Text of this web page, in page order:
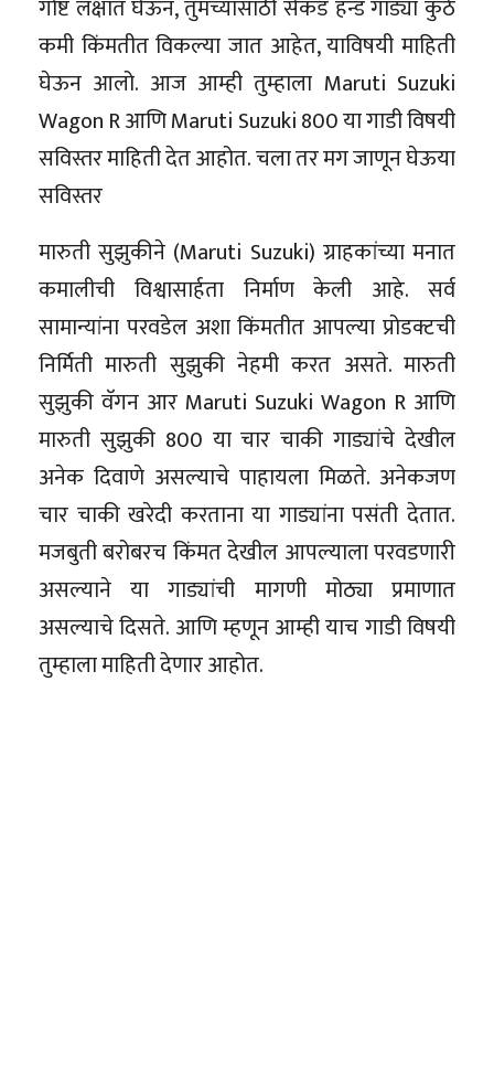
गोष्ट लक्षात घेऊन, तुमच्यासाठी सेकंड हॅन्ड गाड्या कुठे
कमी किंमतीत विकल्या जात आहेत, याविषयी माहिती
घेऊन आलो. आज आम्ही तुम्हाला Maruti Suzuki
Wagon R आणि Maruti Suzuki 800 या गाडी विषयी
सविस्तर माहिती देत आहोत. चला तर मग जाणून घेऊया
सविस्तर
मारुती सुझुकीने (Maruti Suzuki) ग्राहकांच्या मनात
कमालीची विश्वासार्हता निर्माण केली आहे. सर्व
सामान्यांना परवडेल अशा किंमतीत आपल्या प्रोडक्टची
निर्मिती मारुती सुझुकी नेहमी करत असते. मारुती
सुझुकी वॅगन आर Maruti Suzuki Wagon R आणि
मारुती सुझुकी 800 या चार चाकी गाड्यांचे देखील
अनेक दिवाणे असल्याचे पाहायला मिळते. अनेकजण
चार चाकी खरेदी करताना या गाड्यांना पसंती देतात.
मजबुती बरोबरच किंमत देखील आपल्याला परवडणारी
असल्याने या गाड्यांची मागणी मोठ्या प्रमाणात
असल्याचे दिसते. आणि म्हणून आम्ही याच गाडी विषयी
तुम्हाला माहिती देणार आहोत.